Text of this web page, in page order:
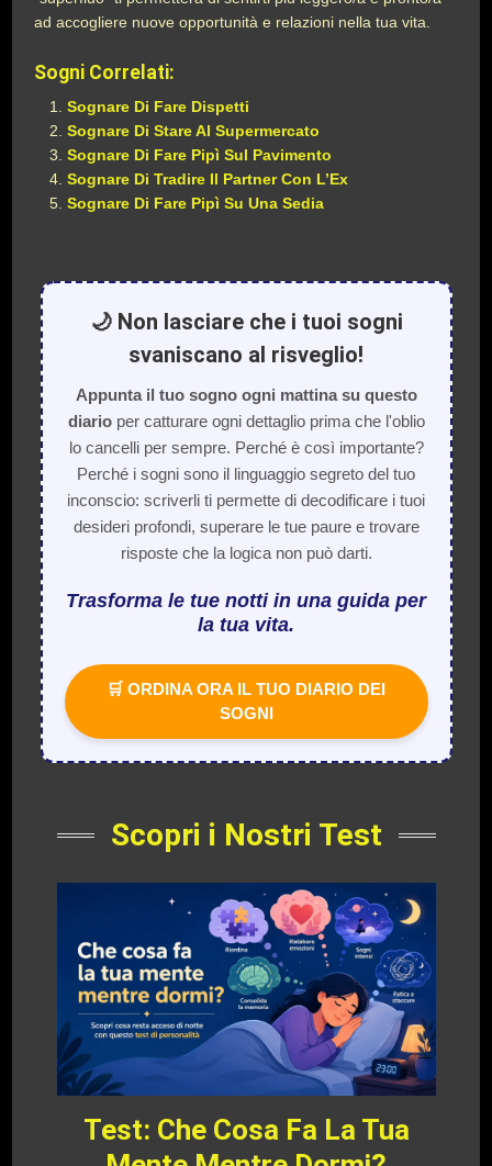
ad accogliere nuove opportunità e relazioni nella tua vita.
Sogni Correlati:
Sognare Di Fare Dispetti
Sognare Di Stare Al Supermercato
Sognare Di Fare Pipì Sul Pavimento
Sognare Di Tradire Il Partner Con L’Ex
Sognare Di Fare Pipì Su Una Sedia
🌙 Non lasciare che i tuoi sogni
svaniscano al risveglio!
Appunta il tuo sogno ogni mattina su questo
diarioper catturare ogni dettaglio prima che l'oblio
lo cancelli per sempre. Perché è così importante?
Perché i sogni sono il linguaggio segreto del tuo
inconscio: scriverli ti permette di decodificare i tuoi
desideri profondi, superare le tue paure e trovare
risposte che la logica non può darti.
Trasforma le tue notti in una guida per
la tua vita.
🛒 ORDINA ORA IL TUO DIARIO DEI
SOGNI
Scopri i Nostri Test
Test: Che Cosa Fa La Tua